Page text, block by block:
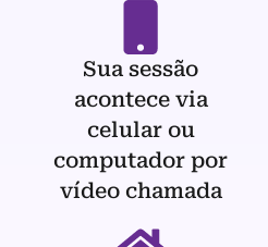
Sua sessão
acontece via
celular ou
computador por
vídeo chamada